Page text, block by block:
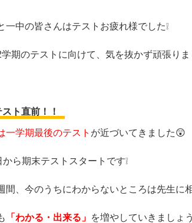
一中の皆さんはテストお疲れ様でした❕
期のテストに向けて、気を抜かず頑張りま
ト直前！！
一学期最後のテスト が近づいてきました😲
ら期末テストスタートです❕
間、今のうちにわからないところは先生に
「わかる・出来る」 を増やしていきましょ